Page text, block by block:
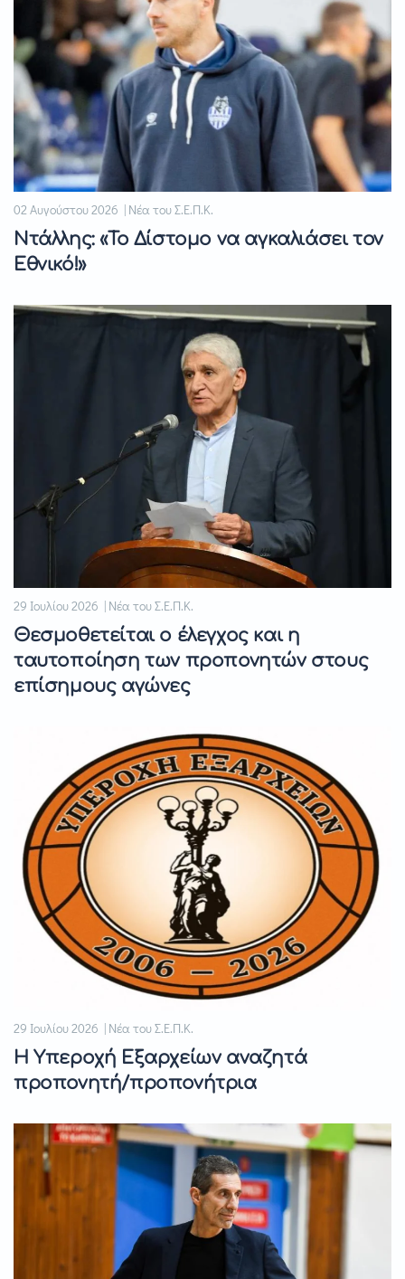
02 Αυγούστου 2026 | Νέα του Σ.Ε.Π.Κ.
Ντάλλης: «Το Δίστομο να αγκαλιάσει τον
Εθνικό!»
29 Ιουλίου 2026 | Νέα του Σ.Ε.Π.Κ.
Θεσμοθετείται ο έλεγχος και η
ταυτοποίηση των προπονητών στους
επίσημους αγώνες
29 Ιουλίου 2026 | Νέα του Σ.Ε.Π.Κ.
Η Υπεροχή Εξαρχείων αναζητά
προπονητή/προπονήτρια